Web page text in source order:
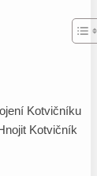
Kotvičníku
Kotvičník